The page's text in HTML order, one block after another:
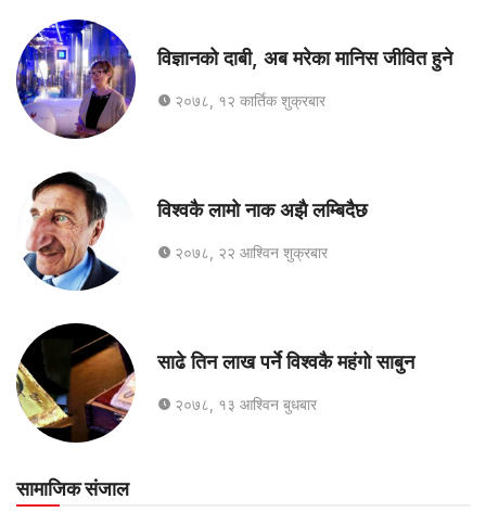
विज्ञानको दाबी, अब मरेका मानिस जीवित हुने
२०७८, १२ कार्तिक शुक्रबार
विश्वकै लामो नाक अझै लम्बिदैछ
२०७८, २२ आश्विन शुक्रबार
साढे तिन लाख पर्ने विश्वकै महंगो साबुन
२०७८, १३ आश्विन बुधबार
सामाजिक संजाल